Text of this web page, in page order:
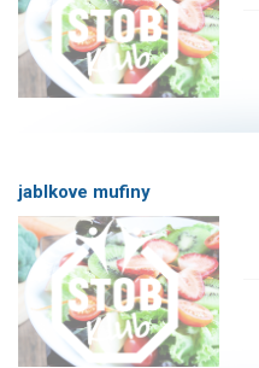
jablkove mufiny